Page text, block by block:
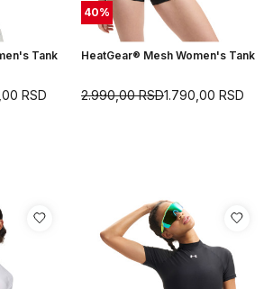
Tank
RSD
40%
HeatGear® Mesh Women's Tank
1.790,00 RSD
2.990,00RSD